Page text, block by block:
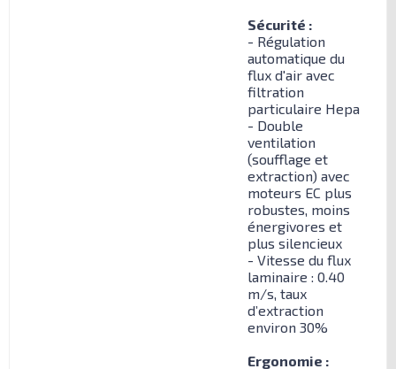
Sécurité :
- Régulation
automatique du
flux d'air avec
filtration
particulaire Hepa
- Double
ventilation
(soufflage et
extraction) avec
moteurs EC plus
robustes, moins
énergivores et
plus silencieux
- Vitesse du flux
laminaire : 0.40
m/s, taux
d’extraction
environ 30%
Ergonomie :